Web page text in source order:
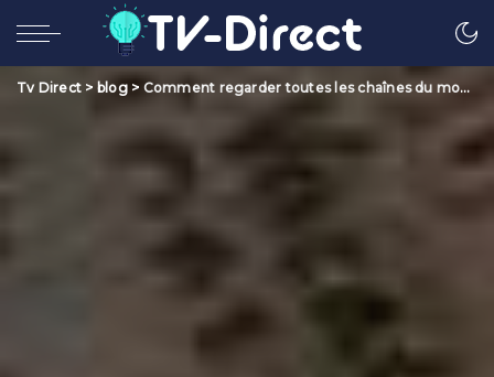
Tv Direct > blog> Comment regarder toutes les chaînes du monde gratuitement ?